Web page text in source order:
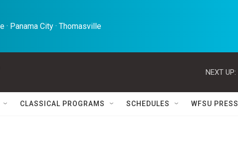
· Panama City · Thomasville
NEXT UP:
CLASSICAL PROGRAMS SCHEDULES WFSU PRESS